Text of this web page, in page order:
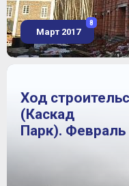
Март 2017
8
Ход
(Каскад
Парк).